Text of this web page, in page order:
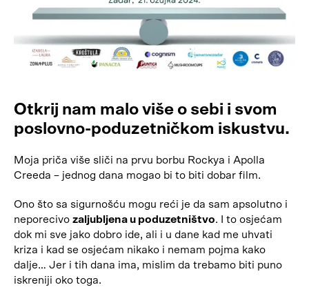
Otkrij nam malo više o sebi i svom
poslovno-poduzetničkom iskustvu.
Moja priča više sliči na prvu borbu Rockya i Apolla
Creeda – jednog dana mogao bi to biti dobar film.
Ono što sa sigurnošću mogu reći je da sam apsolutno i
neporecivo zaljubljena u poduzetništvo. I to osjećam
dok mi sve jako dobro ide, ali i u dane kad me uhvati
kriza i kad se osjećam nikako i nemam pojma kako
dalje… Jer i tih dana ima, mislim da trebamo biti puno
iskreniji oko toga.